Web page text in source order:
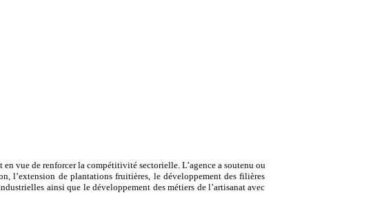
vue de renforcer la compétitivité sectorielle. L’agence a soutenu ou
l’extension de plantations fruitières, le développement des filières
ainsi que le développement des métiers de l’artisanat avec